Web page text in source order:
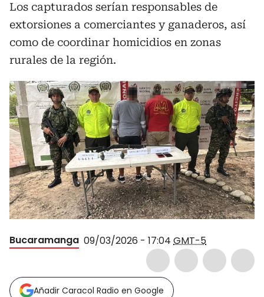
Los capturados serían responsables de
extorsiones a comerciantes y ganaderos, así
como de coordinar homicidios en zonas
rurales de la región.
Bucaramanga 09/03/2026 - 17:04 GMT-5
Añadir Caracol Radio en Google